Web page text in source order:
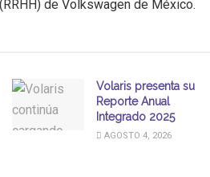
de Volkswagen de México.
Volaris presenta su
Reporte Anual
Integrado 2025
AGOSTO 4, 2026